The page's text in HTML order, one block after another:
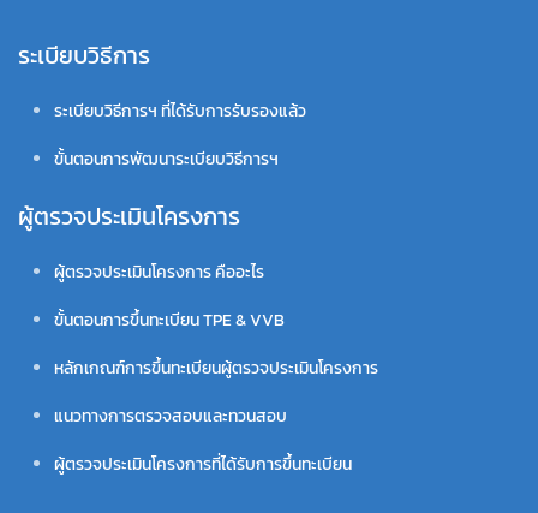
ระเบียบวิธีการ
ระเบียบวิธีการฯ ที่ได้รับการรับรองแล้ว
ขั้นตอนการพัฒนาระเบียบวิธีการฯ
ผู้ตรวจประเมินโครงการ
ผู้ตรวจประเมินโครงการ คืออะไร
ขั้นตอนการขึ้นทะเบียน TPE & VVB
หลักเกณฑ์การขึ้นทะเบียนผู้ตรวจประเมินโครงการ
แนวทางการตรวจสอบและทวนสอบ
ผู้ตรวจประเมินโครงการที่ได้รับการขึ้นทะเบียน